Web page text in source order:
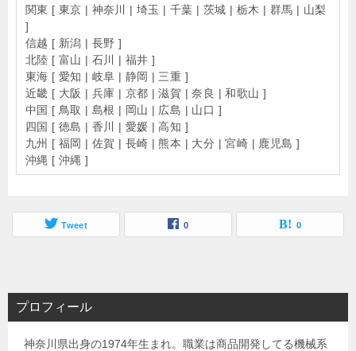
関東 [ 東京 | 神奈川 | 埼玉 | 千葉 | 茨城 | 栃木 | 群馬 | 山梨
]
信越 [ 新潟 | 長野 ]
北陸 [ 富山 | 石川 | 福井 ]
東海 [ 愛知 | 岐阜 | 静岡 | 三重 ]
近畿 [ 大阪 | 兵庫 | 京都 | 滋賀 | 奈良 | 和歌山 ]
中国 [ 鳥取 | 島根 | 岡山 | 広島 | 山口 ]
四国 [ 徳島 | 香川 | 愛媛 | 高知 ]
九州 [ 福岡 | 佐賀 | 長崎 | 熊本 | 大分 | 宮崎 | 鹿児島 ]
沖縄 [ 沖縄 ]
Tweet 0 0
プロフィール
神奈川県出身の1974年生まれ。職業は商品開発してる機械系